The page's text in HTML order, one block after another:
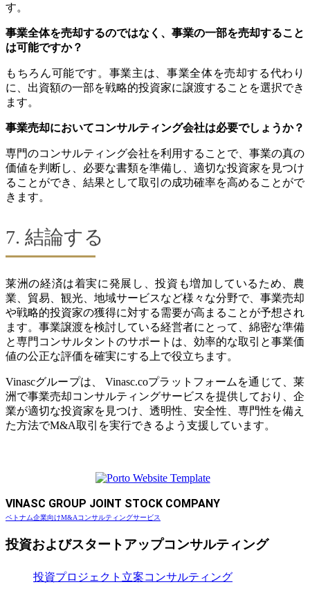
す。
事業全体を売却するのではなく、事業の一部を売却すること
は可能ですか？
もちろん可能です。事業主は、事業全体を売却する代わり
に、出資額の一部を戦略的投資家に譲渡することを選択でき
ます。
事業売却においてコンサルティング会社は必要でしょうか？
専門のコンサルティング会社を利用することで、事業の真の
価値を判断し、必要な書類を準備し、適切な投資家を見つけ
ることができ、結果として取引の成功確率を高めることがで
きます。
7. 結論する
莱洲の経済は着実に発展し、投資も増加しているため、農
業、貿易、観光、地域サービスなど様々な分野で、事業売却
や戦略的投資家の獲得に対する需要が高まることが予想され
ます。事業譲渡を検討している経営者にとって、綿密な準備
と専門コンサルタントのサポートは、効率的な取引と事業価
値の公正な評価を確実にする上で役立ちます。
Vinascグループは、 Vinasc.coプラットフォームを通じて、莱
洲で事業売却コンサルティングサービスを提供しており、企
業が適切な投資家を見つけ、透明性、安全性、専門性を備え
た方法でM&A取引を実行できるよう支援しています。
VINASC GROUP JOINT STOCK COMPANY
ベトナム企業向けM&Aコンサルティングサービス
投資およびスタートアップコンサルティング
投資プロジェクト立案コンサルティング